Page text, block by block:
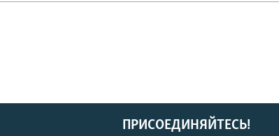
ПРИСОЕДИНЯЙТЕСЬ!